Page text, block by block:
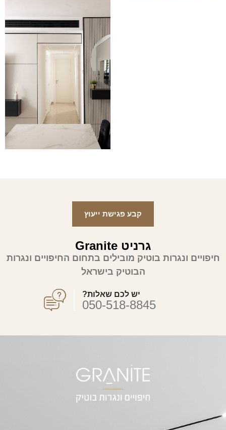
קבע פגישת ייעוץ
גרניט Granite
חיפויים ונגרות בוטיק מובילים בתחום החיפויים ונגרות
הבוטיק בישראל
יש לכם שאלות?
050-518-8845